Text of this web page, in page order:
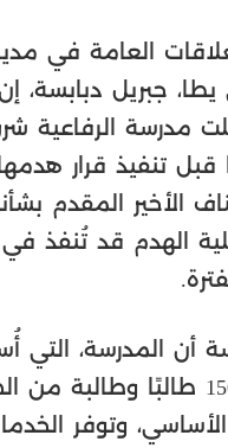
العامة في
يطا، جبريل دبابسة،
مدرسة الرفاعية
يومًا قبل تنفيذ قرار
الأخير المقدم
الهدم قد تُنفذ
أن المدرسة، التي
2016، تضم 150 طالبًا
وتوفر